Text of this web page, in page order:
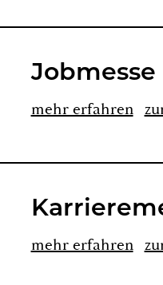
Job­mes­se
mehr er­fah­ren
mehr er­fah­ren